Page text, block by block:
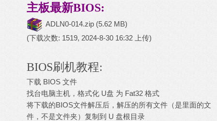
主板最新BIOS:
ADLN0-014.zip (5.62 MB)
(下载次数: 1519, 2024-8-30 16:32 上传)
BIOS刷机教程:
下载 BIOS 文件
找台电脑主机，格式化 U盘 为 Fat32 格式
将下载的BIOS文件解压后，解压的所有文件（是里面的文
件，不是文件夹）复制到 U 盘根目录